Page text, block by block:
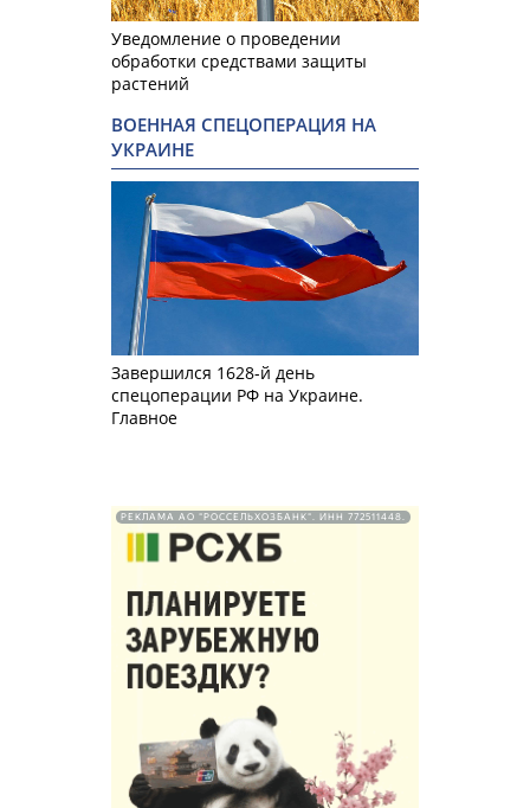
Уведомление о проведении
обработки средствами защиты
растений
ВОЕННАЯ СПЕЦОПЕРАЦИЯ НА
УКРАИНЕ
Завершился 1628-й день
спецоперации РФ на Украине.
Главное
РЕКЛАМА АО "РОССЕЛЬХОЗБАНК". ИНН 772511448.